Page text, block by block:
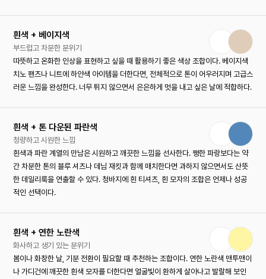
흰색 + 베이지색
부드럽고 차분한 분위기
따뜻하고 온화한 인상을 표현하고 싶을 때 활용하기 좋은 색상 조합이다. 베이지색
치노 팬츠나 니트에 하얀색 아이템을 더한다면, 전체적으로 톤이 어우러지며 고급스
러운 느낌을 완성한다. 너무 튀지 않으면서 은은하게 멋을 내고 싶은 날에 적합하다.
흰색 + 톤 다운된 파란색
청량하고 시원한 느낌
흰색과 파란 계열의 만남은 시원하고 깨끗한 느낌을 선사한다. 쨍한 파랑보다는 약
간 차분한 톤의 블루 셔츠나 데님 재킷과 함께 매치한다면 과하지 않으면서도 산뜻
한 데일리룩을 연출할 수 있다. 청바지에 흰 티셔츠, 흰 모자의 조합은 언제나 성공
적인 선택이다.
흰색 + 연한 노란색
화사하고 생기 있는 분위기
봄이나 화창한 날, 기분 전환이 필요할 때 추천하는 조합이다. 연한 노란색 맨투맨이
나 가디건에 깨끗한 흰색 모자를 더한다면 얼굴빛이 환하게 살아나고 발랄해 보인